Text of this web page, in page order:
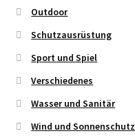
Outdoor
Schutzausrüstung
Sport und Spiel
Verschiedenes
Wasser und Sanitär
Wind und Sonnenschutz